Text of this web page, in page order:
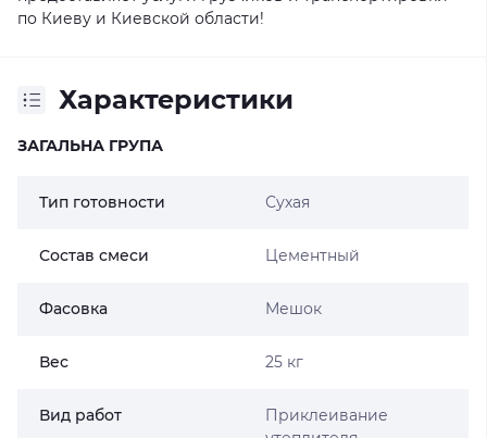
по Киеву и Киевской области!
Характеристики
ЗАГАЛЬНА ГРУПА
Тип готовности Сухая
Состав смеси Цементный
Фасовка Мешок
Вес 25 кг
Вид работ
Приклеивание